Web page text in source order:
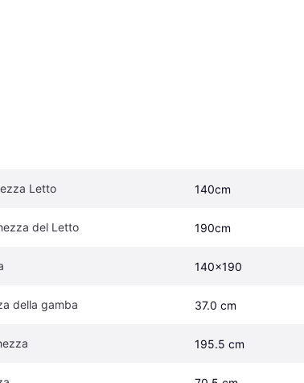
Letto 140cm
del Letto 190cm
140x190
della gamba 37.0 cm
195.5 cm